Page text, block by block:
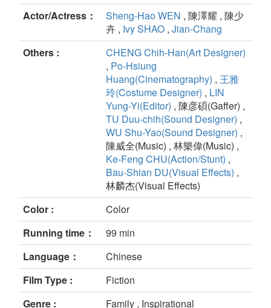
Actor/Actress： Sheng-Hao WEN , 陳澤耀 , 陳少
卉 , Ivy SHAO , Jian-Chang
Others :
CHENG Chih-Han(Art Designer)
, Po-Hsiung
Huang(Cinematography) , 王雅
玲(Costume Designer) , LIN
Yung-Yi(Editor) , 陳彦碩(Gaffer) ,
TU Duu-chih(Sound Designer) ,
WU Shu-Yao(Sound Designer) ,
陳威全(Music) , 林樂偉(Music) ,
Ke-Feng CHU(Action/Stunt) ,
Bau-Shian DU(Visual Effects) ,
林麟杰(Visual Effects)
Color :
Color
Running time：
99 min
Language：
Chinese
Film Type :
Fiction
Genre :
Family , Inspirational